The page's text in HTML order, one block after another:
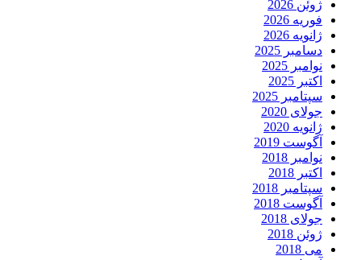
ژوئن 2026
فوریه 2026
ژانویه 2026
دسامبر 2025
نوامبر 2025
اکتبر 2025
سپتامبر 2025
جولای 2020
ژانویه 2020
آگوست 2019
نوامبر 2018
اکتبر 2018
سپتامبر 2018
آگوست 2018
جولای 2018
ژوئن 2018
می 2018